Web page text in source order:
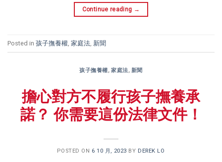
Continue reading →
Posted in 孩子撫養權 家庭法 新聞
孩子撫養權, 家庭法, 新聞
擔心對方不履行孩子撫養承
諾？ 你需要這份法律文件！
POSTED ON 6 10 月, 2023 BY DEREK LO